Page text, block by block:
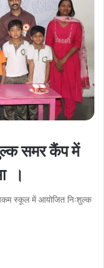
समर कैंप में
।
स्कूल में आयोजित निःशुल्क